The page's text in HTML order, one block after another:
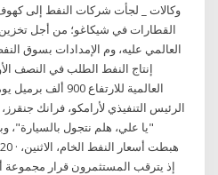
وكالات _ لجأت شركات النفط إلى
القطارات في شيكاغو؛ من أجل
العالمي عليه، وم الإمدادات بسوق
العالمية
الرئيس التنفيذي لأرامكو، فرانك
"يا علي، هلم نتجول بالسيارة"،
إذ يترقب المستثمرون قرار مجموعة